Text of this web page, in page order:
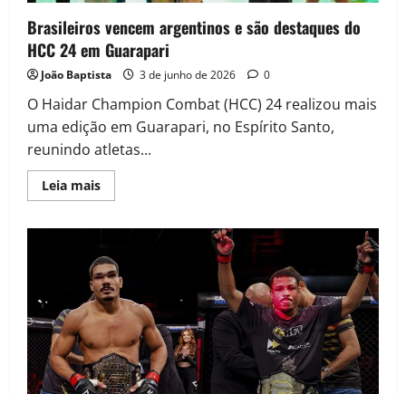
Brasileiros vencem argentinos e são destaques do
HCC 24 em Guarapari
João Baptista 3 de junho de 2026 0
O Haidar Champion Combat (HCC) 24 realizou mais
uma edição em Guarapari, no Espírito Santo,
reunindo atletas...
Leia mais